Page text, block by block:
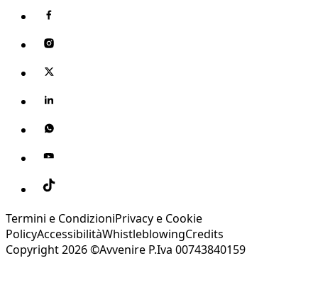
Termini e CondizioniPrivacy e Cookie
PolicyAccessibilitàWhistleblowingCredits
Copyright 2026 ©Avvenire P.Iva 00743840159